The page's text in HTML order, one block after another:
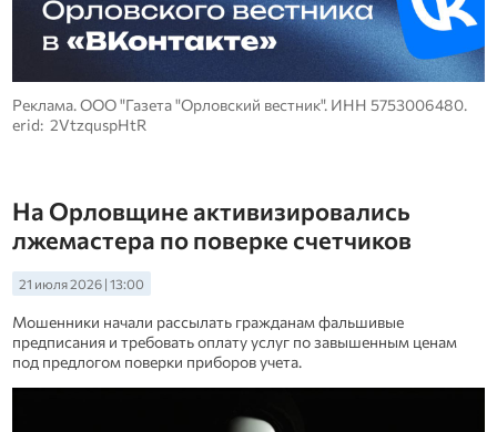
Реклама. ООО "Газета "Орловский вестник". ИНН 5753006480.
erid: 2VtzquspHtR
На Орловщине активизировались
лжемастера по поверке счетчиков
21 июля 2026 | 13:00
Мошенники начали рассылать гражданам фальшивые
предписания и требовать оплату услуг по завышенным ценам
под предлогом поверки приборов учета.